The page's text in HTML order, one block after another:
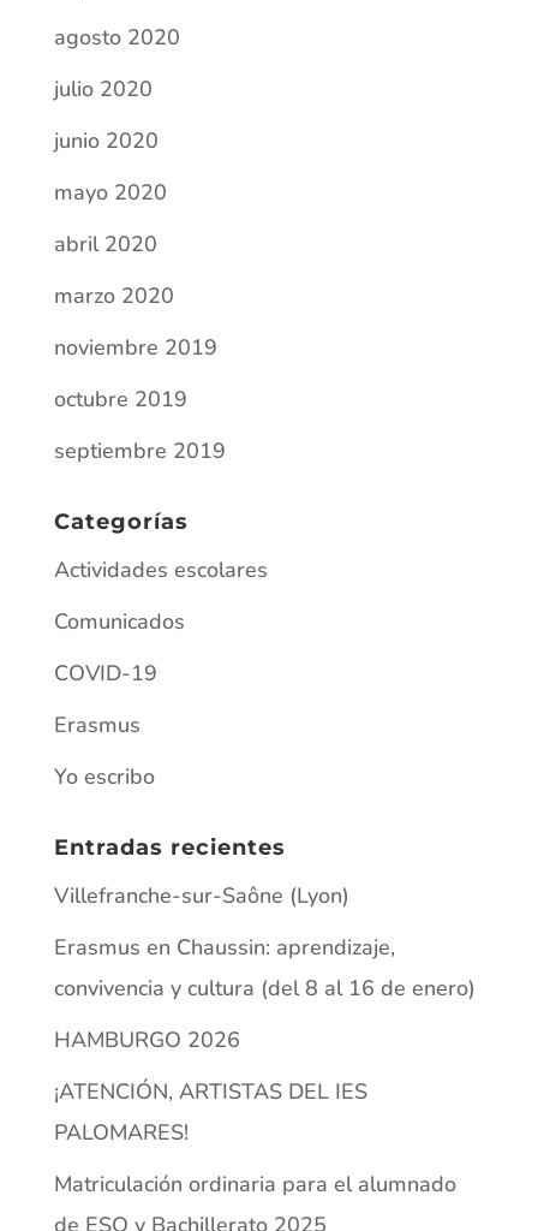
abril 2020
marzo 2020
noviembre 2019
octubre 2019
septiembre 2019
Actividades escolares
Comunicados
COVID-19
Erasmus
Yo escribo
Villefranche-sur-Saône (Lyon)
Erasmus en Chaussin: aprendizaje,
convivencia y cultura (del 8 al 16 de enero)
HAMBURGO 2026
¡ATENCIÓN, ARTISTAS DEL IES
Matriculación ordinaria para el alumnado
Información
AVISO LEGAL